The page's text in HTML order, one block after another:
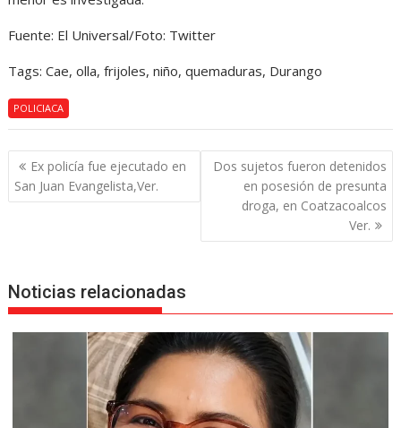
Fuente: El Universal/Foto: Twitter
Tags: Cae, olla, frijoles, niño, quemaduras, Durango
POLICIACA
Navegación
de
entradas
Ex policía fue ejecutado en
San Juan Evangelista,Ver.
Dos sujetos fueron detenidos
en posesión de presunta
droga, en Coatzacoalcos
Ver.
Noticias relacionadas